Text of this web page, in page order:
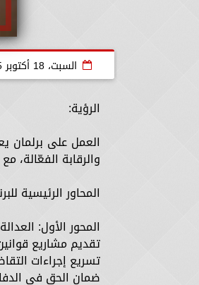
السبت، 18 أكتوبر 2025
الرؤية:
العمل على برلمان
والرقابة الفعّالة،
المحاور الرئيسية
المحور الأول:
تقديم مشاريع
تسريع إجراءات
ضمان الحق في